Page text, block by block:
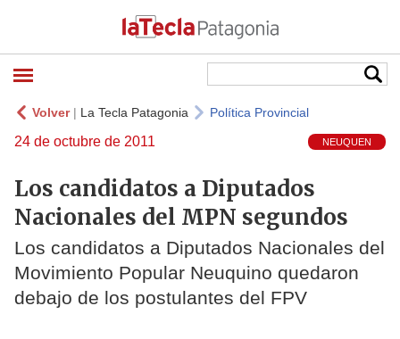
Volver| La Tecla Patagonia Política Provincial
24 de octubre de 2011 NEUQUEN
Los candidatos a Diputados
Nacionales del MPN segundos
Los candidatos a Diputados Nacionales del
Movimiento Popular Neuquino quedaron
debajo de los postulantes del FPV